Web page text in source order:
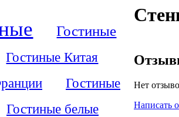
Гостиные
Гостиные Китая
Гостиные
Гостиные белые
Нет
Написать